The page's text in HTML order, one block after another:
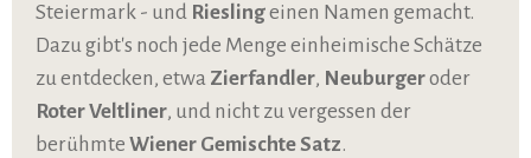
Steiermark - und Rieslingeinen Namen gemacht.
Dazu gibt's noch jede Menge einheimische Schätze
zu entdecken, etwa Zierfandler, Neuburgeroder
Roter Veltliner, und nicht zu vergessen der
berühmte Wiener Gemischte Satz.